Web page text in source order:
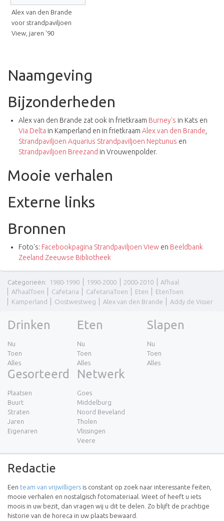
Alex van den Brande
voor strandpaviljoen
View, jaren '90
Naamgeving
Bijzonderheden
Alex van den Brande zat ook in frietkraam Burney's in Kats en
Via Delta in Kamperland en in frietkraamAlex van den Brande,
Strandpaviljoen Aquarius Strandpaviljoen Neptunus en
Strandpaviljoen Breezand in Vrouwenpolder.
Mooie verhalen
Externe links
Bronnen
Foto's: Facebookpagina Strandpaviljoen View en Beeldbank
Zeeland Zeeuwse Bibliotheek
Categorieën: 1980-1990 1990-2000 2000-2010
Afhaal
AfhaalToen
Cafetaria CafetariaToen Eten
EtenToen
Kamperland
Oostwestweg Alex van den Brande Addy de Visser
Drinken
Nu
Toen
Alles
Eten
Nu
Toen
Alles
Slapen
Nu
Toen
Alles
Gesorteerd
Plaatsen
Buurt
Straten
Jaren
Eigenaren
Netwerk
Goes
Middelburg
Noord Beveland
Tholen
Vlissingen
Veere
Redactie
Een team van vrijwilligers is constant op zoek naar interessante feiten,
mooie verhalen en nostalgisch fotomateriaal. Weet of heeft u iets
moois in uw bezit, dan vragen wij u dit te delen. Zo blijft de prachtige
historie van de horeca in uw plaats bewaard.